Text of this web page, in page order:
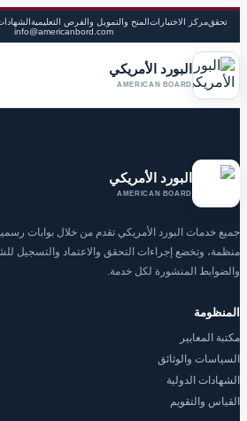
تحققمركز الاختباراتالمنح والتمويل والفرص التعليمية
info@americanbord.com
البورد الأمريكي
AMERICAN BOARD
البورد الأمريكي
AMERICAN BOARD
جميع خدمات البورد الأمريكي تقدم من خلال بوابات
منظمة، وتخضع إجراءات التحقق والاعتماد والتسجيل
والضوابط المنشورة لكل خدمة.
المنظومة
مكتبة المعايير
السياسات والوثائق
الشهادات الدولية
القياس والتقويم